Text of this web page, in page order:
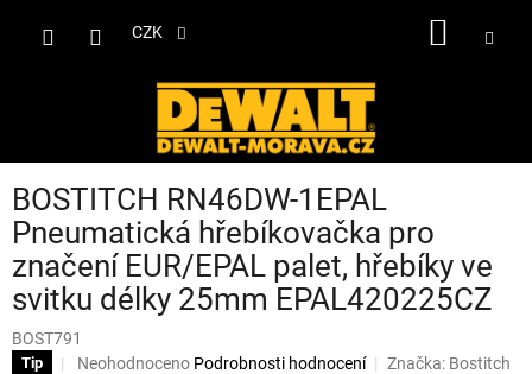
CZK
BOSTITCH RN46DW-1EPAL
Pneumatická hřebíkovačka pro
značení EUR/EPAL palet, hřebíky ve
svitku délky 25mm EPAL420225CZ
BOST791
Tip
Průměrné
Neohodnoceno Podrobnosti hodnocení Značka: Bostitch